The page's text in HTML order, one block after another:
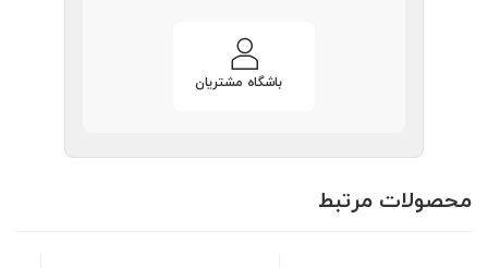
باشگاه مشتریان
محصولات مرتبط